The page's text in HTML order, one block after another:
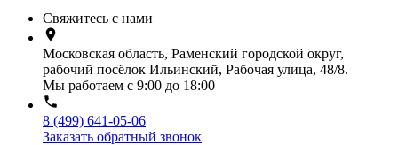
Свяжитесь с нами
Московская область, Раменский городской округ,
рабочий посёлок Ильинский, Рабочая улица, 48/8.
Мы работаем с 9:00 до 18:00
8 (499) 641-05-06
Заказать обратный звонок